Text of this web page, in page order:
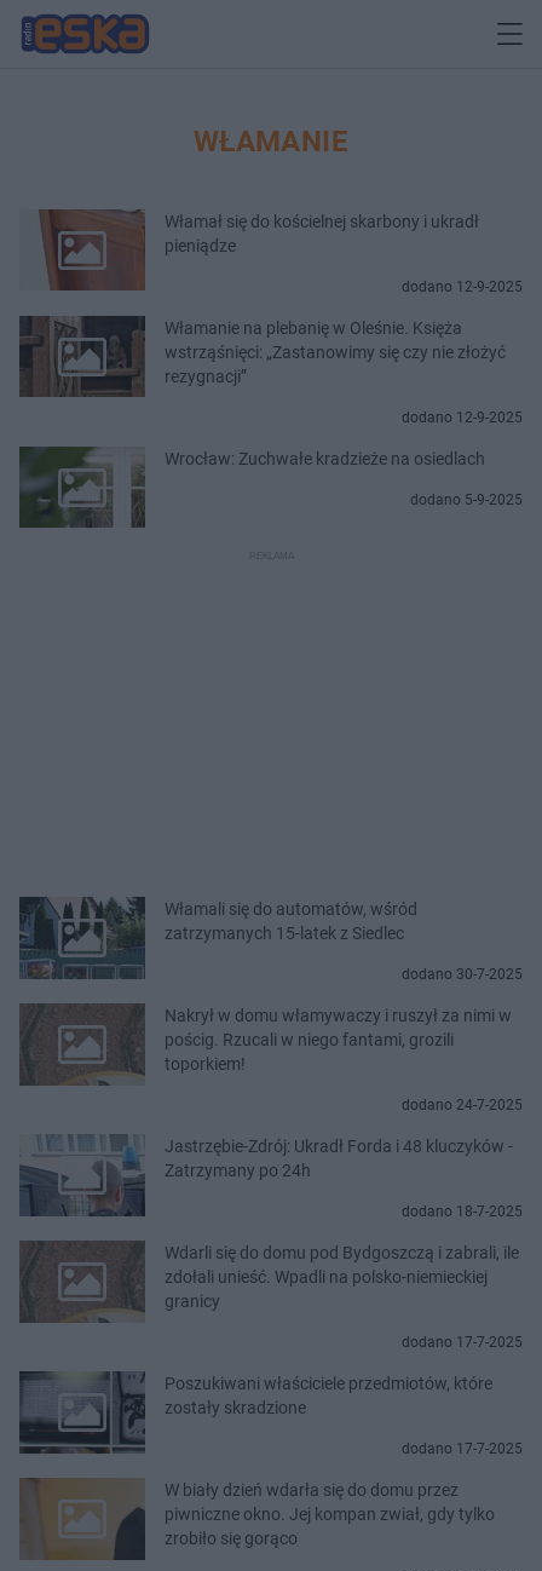
WŁAMANIE
Włamał się do kościelnej skarbony i ukradł
pieniądze
dodano 12-9-2025
Włamanie na plebanię w Oleśnie. Księża
wstrząśnięci: „Zastanowimy się czy nie złożyć
rezygnacji”
dodano 12-9-2025
Wrocław: Zuchwałe kradzieże na osiedlach
dodano 5-9-2025
Włamali się do automatów, wśród
zatrzymanych 15-latek z Siedlec
dodano 30-7-2025
Nakrył w domu włamywaczy i ruszył za nimi w
pościg. Rzucali w niego fantami, grozili
toporkiem!
dodano 24-7-2025
Jastrzębie-Zdrój: Ukradł Forda i 48 kluczyków -
Zatrzymany po 24h
dodano 18-7-2025
Wdarli się do domu pod Bydgoszczą i zabrali, ile
zdołali unieść. Wpadli na polsko-niemieckiej
granicy
dodano 17-7-2025
Poszukiwani właściciele przedmiotów, które
zostały skradzione
dodano 17-7-2025
W biały dzień wdarła się do domu przez
piwniczne okno. Jej kompan zwiał, gdy tylko
zrobiło się gorąco